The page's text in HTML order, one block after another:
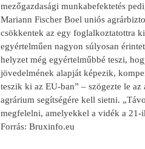
mezőgazdasági munkabefektetés
Mariann Fischer Boel uniós
csökkentek az egy foglalkoztatottra
egyértelműen nagyon súlyosan
helyzet még egyértelműbbé teszi,
jövedelmének alapját képezik,
teszik ki az EU-ban” – szögezte le
agrárium segítségére kell sietni.
megfelelni, amelyekkel a vidék a 21-
Forrás: Bruxinfo.eu